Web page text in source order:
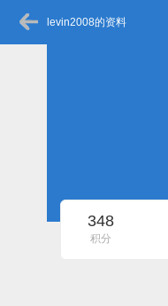
levin2008的资料
348
积分